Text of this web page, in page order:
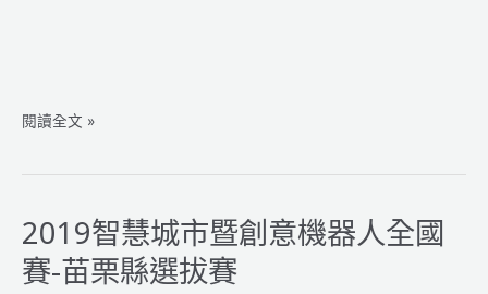
區
告
2019
奧
匹
亞
機
閱讀全文 »
2019智慧城市暨創意機器人全國
賽-苗栗縣選拔賽